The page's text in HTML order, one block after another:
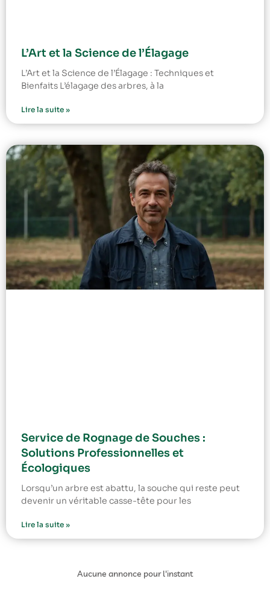
L’Art et la Science de l’Élagage
L’Art et la Science de l’Élagage : Techniques et
Bienfaits L’élagage des arbres, à la
Lire la suite »
Service de Rognage de Souches :
Solutions Professionnelles et
Écologiques
Lorsqu’un arbre est abattu, la souche qui reste peut
devenir un véritable casse-tête pour les
Lire la suite »
Aucune annonce pour l'instant